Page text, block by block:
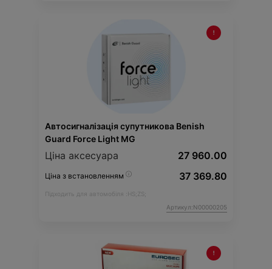
Автосигналізація супутникова Benish
Guard Force Light MG
Ціна аксесуара 27 960.00
Ціна з встановленням 37 369.80
Підходить для автомобіля :HS; ZS;
Артикул:N00000205